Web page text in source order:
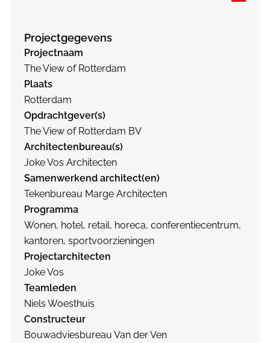
Projectgegevens
Projectnaam
The View of Rotterdam
Plaats
Rotterdam
Opdrachtgever(s)
The View of Rotterdam BV
Architectenbureau(s)
Joke Vos Architecten
Samenwerkend architect(en)
Tekenbureau Marge Architecten
Programma
Wonen, hotel, retail, horeca, conferentiecentrum,
kantoren, sportvoorzieningen
Projectarchitecten
Joke Vos
Teamleden
Niels Woesthuis
Constructeur
Bouwadviesbureau Van der Ven